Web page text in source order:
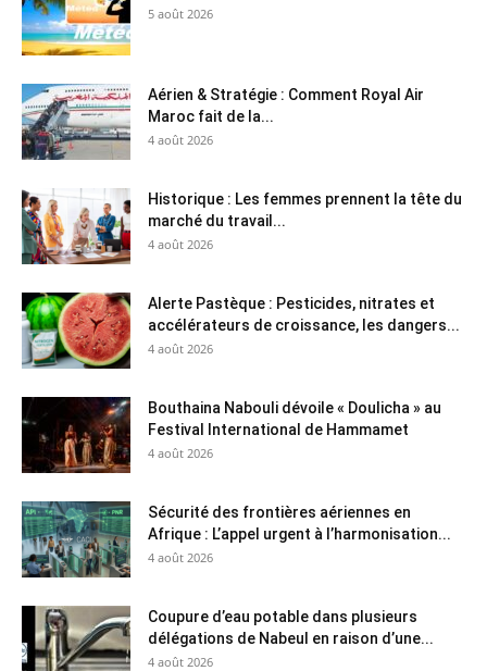
5 août 2026
Aérien & Stratégie : Comment Royal Air
Maroc fait de la...
4 août 2026
Historique : Les femmes prennent la tête du
marché du travail...
4 août 2026
Alerte Pastèque : Pesticides, nitrates et
accélérateurs de croissance, les dangers...
4 août 2026
Bouthaina Nabouli dévoile « Doulicha » au
Festival International de Hammamet
4 août 2026
Sécurité des frontières aériennes en
Afrique : L’appel urgent à l’harmonisation...
4 août 2026
Coupure d’eau potable dans plusieurs
délégations de Nabeul en raison d’une...
4 août 2026